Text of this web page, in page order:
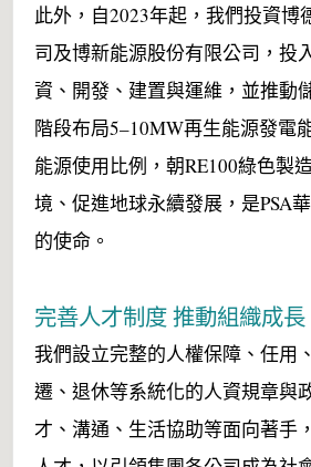
此外，自2023年起，我們投資博
司及博新能源股份有限公司，投
資、開發、建置與運維，並推動
階段布局5–10MW再生能源發電
能源使用比例，朝RE100綠色製
境、促進地球永續發展，是PSA
的使命。
完善人才制度 推動組織成長
我們設立完整的人權保障、任用
遷、退休等系統化的人資規章與
才、溝通、生活協助等面向著手